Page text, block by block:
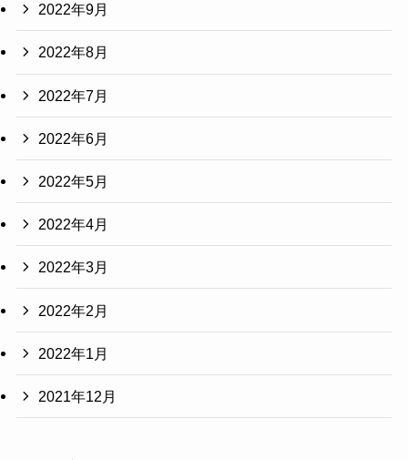
2022年9月
2022年8月
2022年7月
2022年6月
2022年5月
2022年4月
2022年3月
2022年2月
2022年1月
2021年12月